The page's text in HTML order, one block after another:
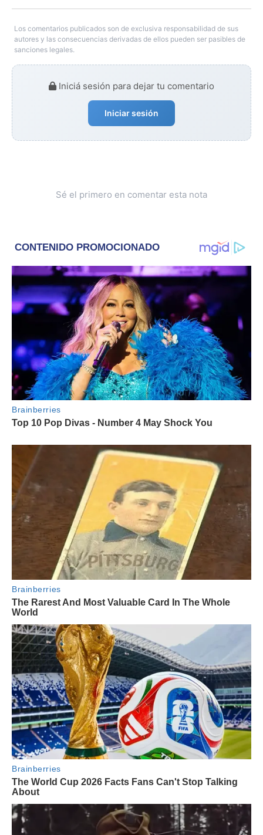
Los comentarios publicados son de exclusiva responsabilidad de sus
autores y las consecuencias derivadas de ellos pueden ser pasibles de
sanciones legales.
Iniciá sesión para dejar tu comentario
Iniciar sesión
Sé el primero en comentar esta nota